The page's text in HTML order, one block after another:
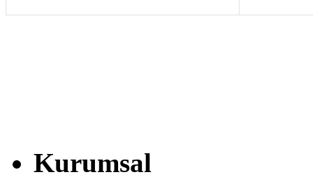
Kurumsal